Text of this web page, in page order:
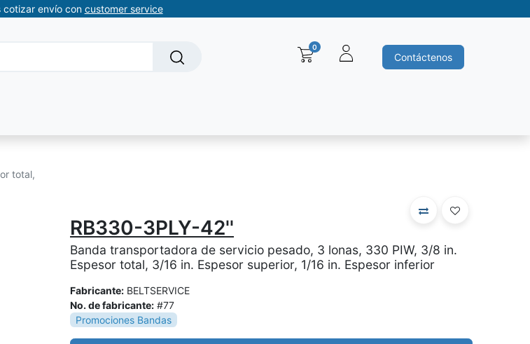
cotizar envío con customer service
0
Contáctenos
total,
RB330-3PLY-42''
Banda transportadora de servicio pesado, 3 lonas, 330 PIW, 3/8 in.
Espesor total, 3/16 in. Espesor superior, 1/16 in. Espesor inferior
Fabricante: BELTSERVICE
No. de fabricante: #77
Promociones Bandas